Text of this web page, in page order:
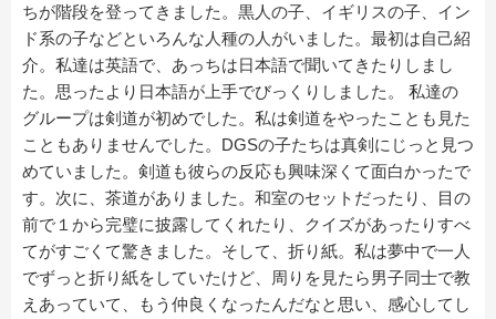
ちが階段を登ってきました。黒人の子、イギリスの子、イン
ド系の子などといろんな人種の人がいました。最初は自己紹
介。私達は英語で、あっちは日本語で聞いてきたりしまし
た。思ったより日本語が上手でびっくりしました。 私達の
グループは剣道が初めでした。私は剣道をやったことも見た
こともありませんでした。DGSの子たちは真剣にじっと見つ
めていました。剣道も彼らの反応も興味深くて面白かったで
す。次に、茶道がありました。和室のセットだったり、目の
前で１から完璧に披露してくれたり、クイズがあったりすべ
てがすごくて驚きました。そして、折り紙。私は夢中で一人
でずっと折り紙をしていたけど、周りを見たら男子同士で教
えあっていて、もう仲良くなったんだなと思い、感心してし